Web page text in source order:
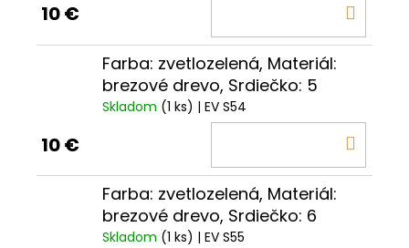
10 €
Farba: zvetlozelená, Materiál:
brezové drevo, Srdiečko: 5
Skladom (1 ks) | EV S54
10 €
Farba: zvetlozelená, Materiál:
brezové drevo, Srdiečko: 6
Skladom (1 ks) | EV S55